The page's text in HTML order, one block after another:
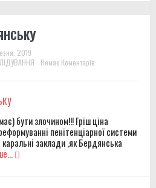
2019
Немає Коментарів
бути злочином!!! Гріш ціна
пенітенціарної системи
заклади ,як Бердянська